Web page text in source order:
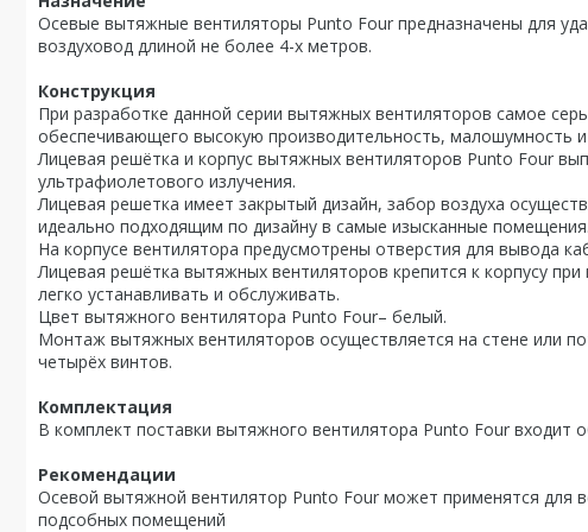
Осевые вытяжные вентиляторы Punto Four предназначены для
воздуховод длиной не более 4-х метров.
Конструкция
При разработке данной серии вытяжных вентиляторов самое
обеспечивающего высокую производительность, малошумность и
Лицевая решётка и корпус вытяжных вентиляторов Punto Four
ультрафиолетового излучения.
Лицевая решетка имеет закрытый дизайн, забор воздуха
идеально подходящим по дизайну в самые изысканные помещения.
На корпусе вентилятора предусмотрены отверстия для вывода
Лицевая решётка вытяжных вентиляторов крепится к корпусу
легко устанавливать и обслуживать.
Цвет вытяжного вентилятора Punto Four– белый.
Монтаж вытяжных вентиляторов осуществляется на стене или
четырёх винтов.
Комплектация
В комплект поставки вытяжного вентилятора Punto Four входит
Рекомендации
Осевой вытяжной вентилятор Punto Four может применятся для
подсобных помещений